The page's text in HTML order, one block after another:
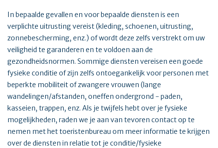
In bepaalde gevallen en voor bepaalde diensten is een
verplichte uitrusting vereist (kleding, schoenen, uitrusting,
zonnebescherming, enz.) of wordt deze zelfs verstrekt om uw
veiligheid te garanderen en te voldoen aan de
gezondheidsnormen. Sommige diensten vereisen een goede
fysieke conditie of zijn zelfs ontoegankelijk voor personen met
beperkte mobiliteit of zwangere vrouwen (lange
wandelingen/afstanden, oneffen ondergrond - paden,
kasseien, trappen, enz. Als je twijfels hebt over je fysieke
mogelijkheden, raden we je aan van tevoren contact op te
nemen met het toeristenbureau om meer informatie te krijgen
over de diensten in relatie tot je conditie/fysieke